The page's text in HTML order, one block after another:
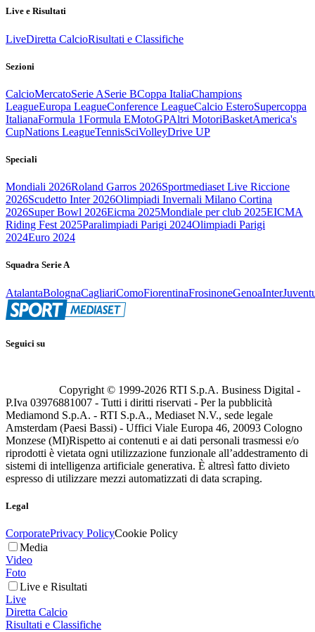
Live e Risultati
LiveDiretta CalcioRisultati e Classifiche
Sezioni
CalcioMercatoSerie ASerie BCoppa ItaliaChampions
LeagueEuropa LeagueConference LeagueCalcio EsteroSupercoppa
ItalianaFormula 1Formula EMotoGPAltri MotoriBasketAmerica's
CupNations LeagueTennisSciVolleyDrive UP
Speciali
Mondiali 2026Roland Garros 2026Sportmediaset Live Riccione
2026Scudetto Inter 2026Olimpiadi Invernali Milano Cortina
2026Super Bowl 2026Eicma 2025Mondiale per club 2025EICMA
Riding Fest 2025Paralimpiadi Parigi 2024Olimpiadi Parigi
2024Euro 2024
Squadra Serie A
AtalantaBolognaCagliariComoFiorentinaFrosinoneGenoaInter
Seguici su
Copyright © 1999-2026 RTI S.p.A. Business Digital -
P.Iva 03976881007 - Tutti i diritti riservati - Per la pubblicità
Mediamond S.p.A. - RTI S.p.A., Mediaset N.V., sede legale
Amsterdam (Paesi Bassi) - Uffici Viale Europa 46, 20093 Cologno
Monzese (MI)Rispetto ai contenuti e ai dati personali trasmessi e/o
riprodotti è vietata ogni utilizzazione funzionale all’addestramento di
sistemi di intelligenza artificiale generativa. È altresì fatto divieto
espresso di utilizzare mezzi automatizzati di data scraping.
Legal
CorporatePrivacy PolicyCookie Policy
Media
Video
Foto
Live e Risultati
Live
Diretta Calcio
Risultati e Classifiche